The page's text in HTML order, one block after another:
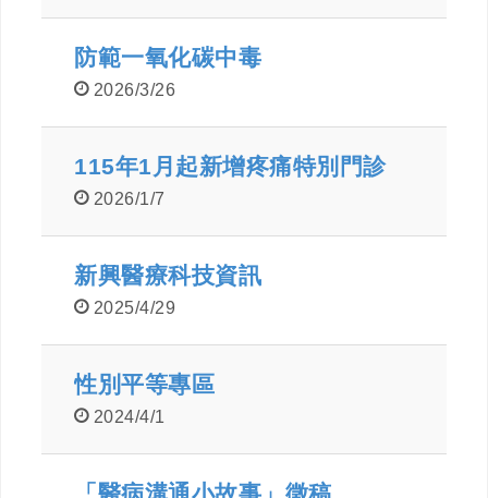
防範一氧化碳中毒
2026/3/26
115年1月起新增疼痛特別門診
2026/1/7
新興醫療科技資訊
2025/4/29
性別平等專區
2024/4/1